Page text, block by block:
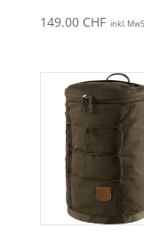
149.00 CHF inkl.